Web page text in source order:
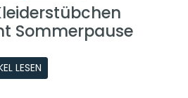
Sommerpause
LESEN